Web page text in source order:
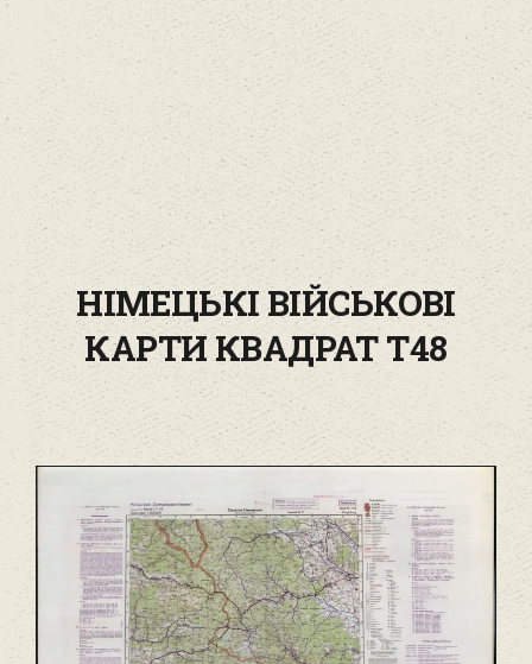
НІМЕЦЬКІ ВІЙСЬКОВІ
КАРТИ КВАДРАТ T48